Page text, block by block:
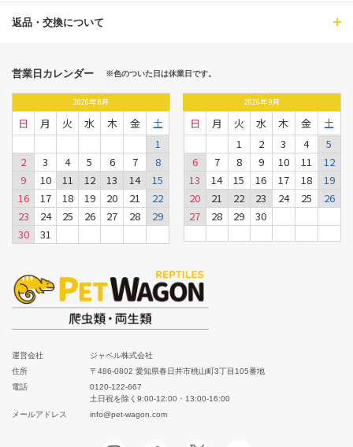
返品・交換について
営業日カレンダー ※色のついた日は休業日です。
2026年8月
日 月 火 水 木 金
土
1
2
3 4 5 6 7
8
9
10 11 12 13 14
15
16
17 18 19 20 21
22
23
24 25 26 27 28
29
30
31
2026年9月
日 月 火 水 木 金
土
1
2 3 4
5
6
7 8 9 10 11
12
13
14 15 16 17 18
19
20
21 22 23 24 25
26
27
28 29 30
運営会社
ジャペル株式会社
住所
〒486-0802 愛知県春日井市桃山町3丁目105番地
電話
0120-122-667
土日祝を除く9:00-12:00・13:00-16:00
メールアドレス
info@pet-wagon.com